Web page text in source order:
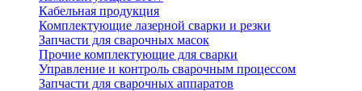
Кабельная продукция
Комплектующие лазерной сварки и резки
Запчасти для сварочных масок
Прочие комплектующие для сварки
Управление и контроль сварочным процессом
Запчасти для сварочных аппаратов